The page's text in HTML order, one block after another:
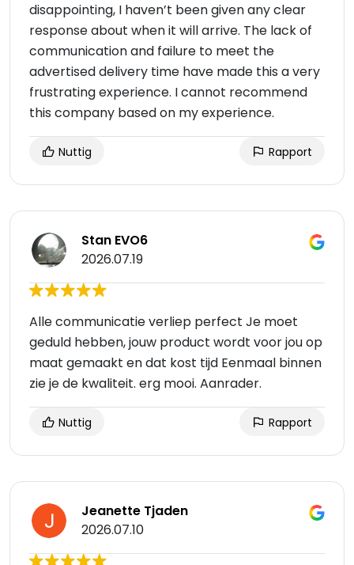
disappointing, I haven’t been given any clear
response about when it will arrive. The lack of
communication and failure to meet the
advertised delivery time have made this a very
frustrating experience. I cannot recommend
this company based on my experience.
Nuttig Rapport
Stan EVO6
2026.07.19
Alle communicatie verliep perfect Je moet
geduld hebben, jouw product wordt voor jou op
maat gemaakt en dat kost tijd Eenmaal binnen
zie je de kwaliteit. erg mooi. Aanrader.
Nuttig Rapport
Jeanette Tjaden
2026.07.10